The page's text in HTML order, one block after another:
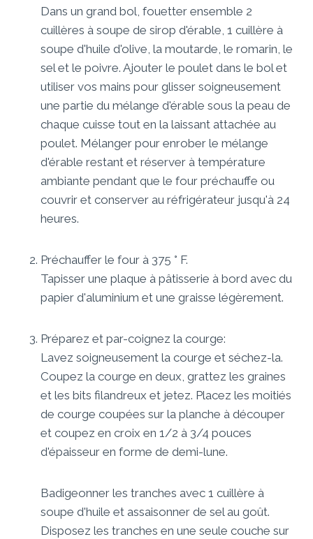
Dans un grand bol, fouetter ensemble 2
cuillères à soupe de sirop d'érable, 1 cuillère à
soupe d'huile d'olive, la moutarde, le romarin, le
sel et le poivre. Ajouter le poulet dans le bol et
utiliser vos mains pour glisser soigneusement
une partie du mélange d'érable sous la peau de
chaque cuisse tout en la laissant attachée au
poulet. Mélanger pour enrober le mélange
d'érable restant et réserver à température
ambiante pendant que le four préchauffe ou
couvrir et conserver au réfrigérateur jusqu'à 24
heures.
Préchauffer le four à 375 ° F.
Tapisser une plaque à pâtisserie à bord avec du
papier d'aluminium et une graisse légèrement.
Préparez et par-coignez la courge:
Lavez soigneusement la courge et séchez-la.
Coupez la courge en deux, grattez les graines
et les bits filandreux et jetez. Placez les moitiés
de courge coupées sur la planche à découper
et coupez en croix en 1/2 à 3/4 pouces
d'épaisseur en forme de demi-lune.
Badigeonner les tranches avec 1 cuillère à
soupe d'huile et assaisonner de sel au goût.
Disposez les tranches en une seule couche sur